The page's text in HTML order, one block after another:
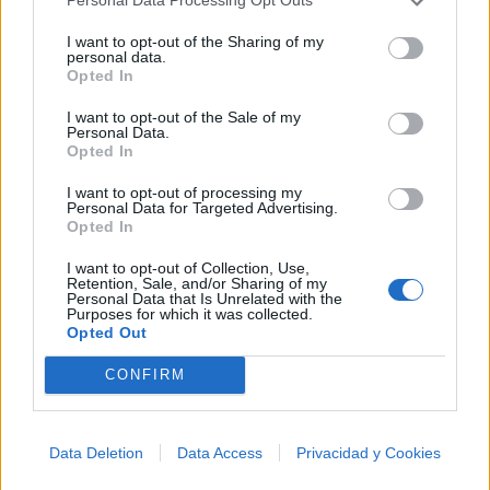
I want to opt-out of the Sharing of my
personal data.
Opted In
I want to opt-out of the Sale of my
Personal Data.
Opted In
I want to opt-out of processing my
Personal Data for Targeted Advertising.
Opted In
I want to opt-out of Collection, Use,
Retention, Sale, and/or Sharing of my
Personal Data that Is Unrelated with the
Purposes for which it was collected.
Opted Out
CONFIRM
Data Deletion Data Access Privacidad y Cookies
Lenin Ramirez
No Es Mi Culpa Remix ft.
Anderson Raura
Jessi Uribe
Corridos Del Rey